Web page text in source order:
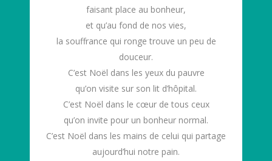
faisant place au bonheur,
et qu’au fond de nos vies,
la souffrance qui ronge trouve un peu de
douceur.
C’est Noël dans les yeux du pauvre
qu’on visite sur son lit d’hôpital.
C’est Noël dans le cœur de tous ceux
qu’on invite pour un bonheur normal.
C’est Noël dans les mains de celui qui partage
aujourd’hui notre pain.